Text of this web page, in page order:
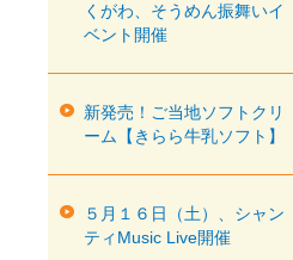
くがわ、そうめん振舞いイ
ベント開催
新発売！ご当地ソフトクリ
ーム【きらら牛乳ソフト】
５月１６日（土）、シャン
ティMusic Live開催